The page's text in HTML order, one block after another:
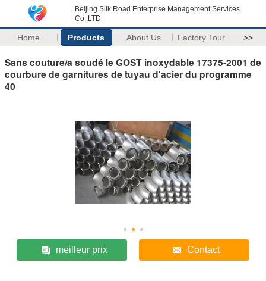
Beijing Silk Road Enterprise Management Services
Co.,LTD
Home Products About Us Factory Tour >>
Sans couture/a soudé le GOST inoxydable 17375-2001 de
courbure de garnitures de tuyau d'acier du programme
40
meilleur prix Contact